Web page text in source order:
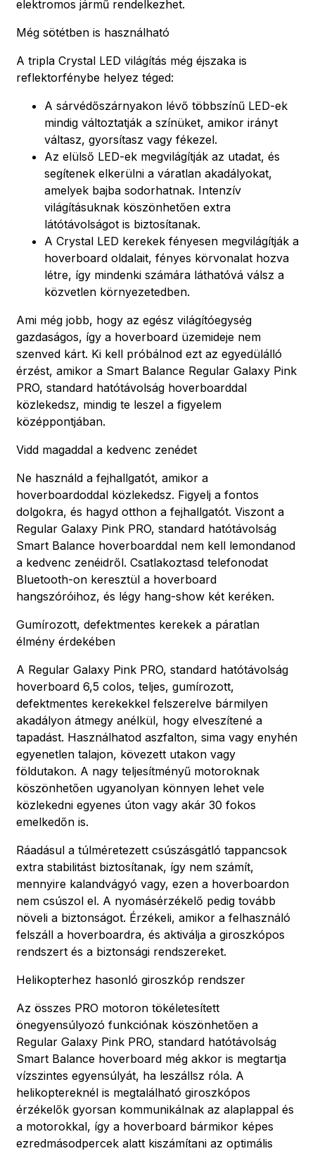
elektromos jármű rendelkezhet.
Még sötétben is használható
A tripla Crystal LED világítás még éjszaka is
reflektorfénybe helyez téged:
A sárvédőszárnyakon lévő többszínű LED-ek
mindig változtatják a színüket, amikor irányt
váltasz, gyorsítasz vagy fékezel.
Az elülső LED-ek megvilágítják az utadat, és
segítenek elkerülni a váratlan akadályokat,
amelyek bajba sodorhatnak. Intenzív
világításuknak köszönhetően extra
látótávolságot is biztosítanak.
A Crystal LED kerekek fényesen megvilágítják a
hoverboard oldalait, fényes körvonalat hozva
létre, így mindenki számára láthatóvá válsz a
közvetlen környezetedben.
Ami még jobb, hogy az egész világítóegység
gazdaságos, így a hoverboard üzemideje nem
szenved kárt. Ki kell próbálnod ezt az egyedülálló
érzést, amikor a Smart Balance Regular Galaxy Pink
PRO, standard hatótávolság hoverboarddal
közlekedsz, mindig te leszel a figyelem
középpontjában.
Vidd magaddal a kedvenc zenédet
Ne használd a fejhallgatót, amikor a
hoverboardoddal közlekedsz. Figyelj a fontos
dolgokra, és hagyd otthon a fejhallgatót. Viszont a
Regular Galaxy Pink PRO, standard hatótávolság
Smart Balance hoverboarddal nem kell lemondanod
a kedvenc zenéidről. Csatlakoztasd telefonodat
Bluetooth-on keresztül a hoverboard
hangszóróihoz, és légy hang-show két keréken.
Gumírozott, defektmentes kerekek a páratlan
élmény érdekében
A Regular Galaxy Pink PRO, standard hatótávolság
hoverboard 6,5 colos, teljes, gumírozott,
defektmentes kerekekkel felszerelve bármilyen
akadályon átmegy anélkül, hogy elveszítené a
tapadást. Használhatod aszfalton, sima vagy enyhén
egyenetlen talajon, kövezett utakon vagy
földutakon. A nagy teljesítményű motoroknak
köszönhetően ugyanolyan könnyen lehet vele
közlekedni egyenes úton vagy akár 30 fokos
emelkedőn is.
Ráadásul a túlméretezett csúszásgátló tappancsok
extra stabilitást biztosítanak, így nem számít,
mennyire kalandvágyó vagy, ezen a hoverboardon
nem csúszol el. A nyomásérzékelő pedig tovább
növeli a biztonságot. Érzékeli, amikor a felhasználó
felszáll a hoverboardra, és aktiválja a giroszkópos
rendszert és a biztonsági rendszereket.
Helikopterhez hasonló giroszkóp rendszer
Az összes PRO motoron tökéletesített
önegyensúlyozó funkciónak köszönhetően a
Regular Galaxy Pink PRO, standard hatótávolság
Smart Balance hoverboard még akkor is megtartja
vízszintes egyensúlyát, ha leszállsz róla. A
helikoptereknél is megtalálható giroszkópos
érzékelők gyorsan kommunikálnak az alaplappal és
a motorokkal, így a hoverboard bármikor képes
ezredmásodpercek alatt kiszámítani az optimális